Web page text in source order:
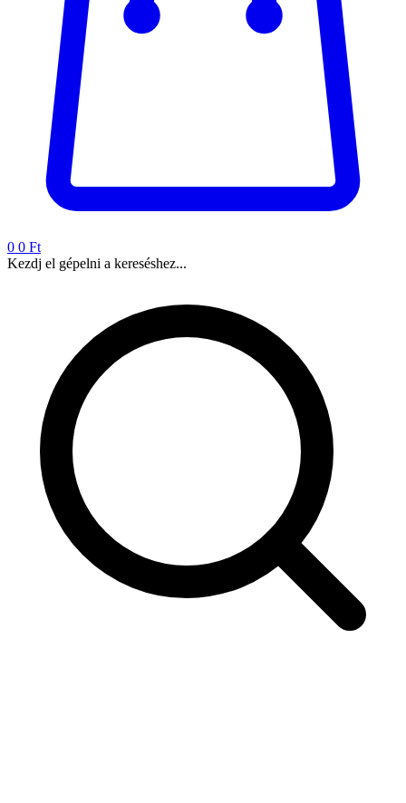
0 0 Ft
Kezdj el gépelni a kereséshez...